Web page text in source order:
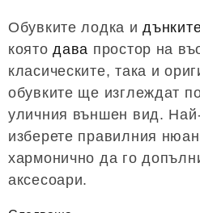
Обувките лодка и
коятодава простор на
класическите, така и
обувките ще изглеждат
уличния външен вид.
изберете правилния
хармонично да го
аксесоари.